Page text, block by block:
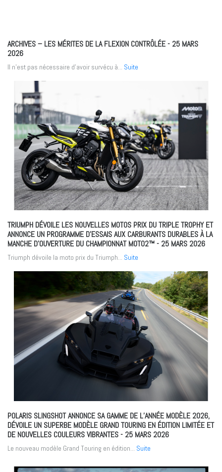
ARCHIVES – LES MÉRITES DE LA FLEXION CONTRÔLÉE- 25 MARS
2026
Il n'est pas nécessaire d'avoir survécu à... Suite
TRIUMPH DÉVOILE LES NOUVELLES MOTOS PRIX DU TRIPLE TROPHY ET
ANNONCE UN PROGRAMME D’ESSAIS AUX CARBURANTS DURABLES À LA
MANCHE D’OUVERTURE DU CHAMPIONNAT MOTO2™- 25 MARS 2026
Triumph dévoile la moto prix du Triumph... Suite
POLARIS SLINGSHOT ANNONCE SA GAMME DE L’ANNÉE MODÈLE 2026,
DÉVOILE UN SUPERBE MODÈLE GRAND TOURING EN ÉDITION LIMITÉE ET
DE NOUVELLES COULEURS VIBRANTES- 25 MARS 2026
Le nouveau modèle Grand Touring en édition... Suite